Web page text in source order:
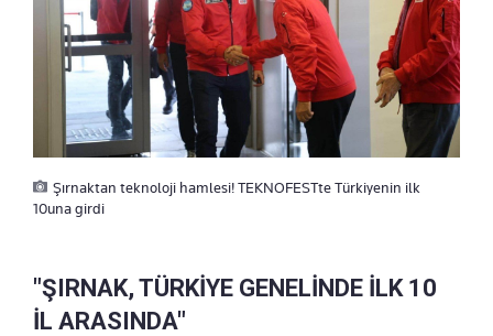
Şırnaktan teknoloji hamlesi! TEKNOFESTte Türkiyenin ilk
10una girdi
"ŞIRNAK, TÜRKİYE GENELİNDE İLK 10
İL ARASINDA"